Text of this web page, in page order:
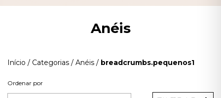
Anéis
Início / Categorias / Anéis / breadcrumbs.pequenos1
Ordenar por